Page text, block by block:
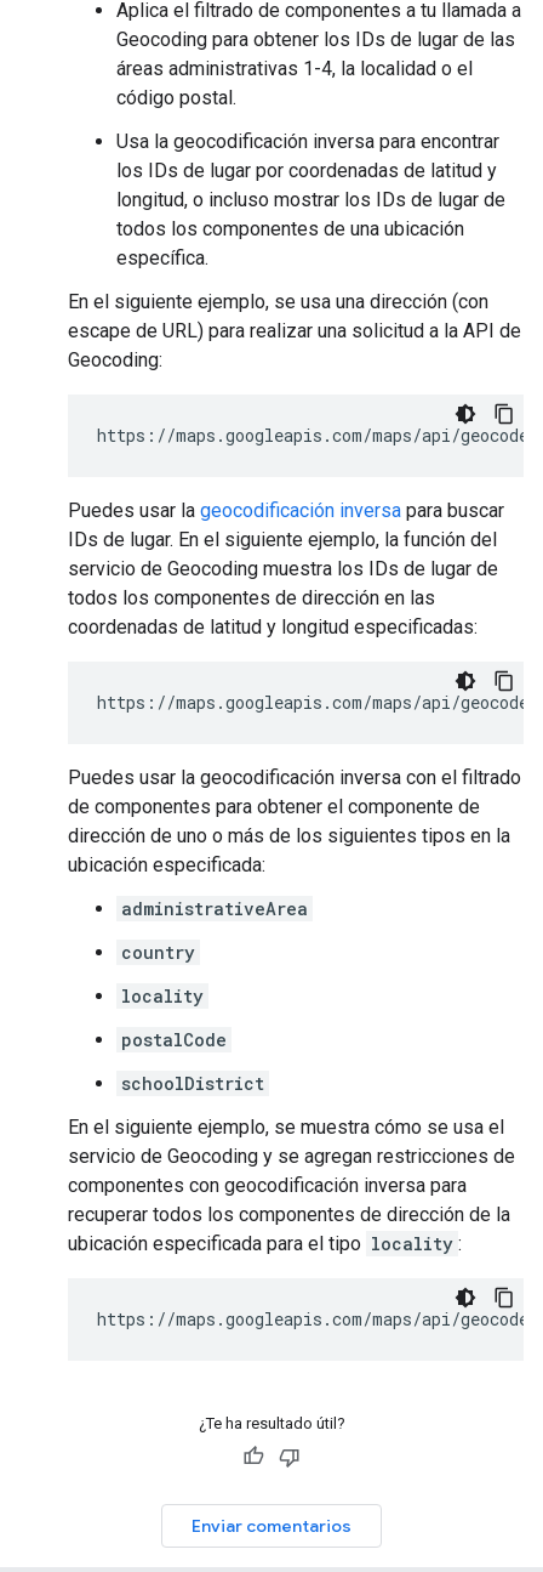
Aplica el filtrado de componentes a tu llamada a
Geocoding para obtener los IDs de lugar de las
áreas administrativas 1-4, la localidad o el
código postal.
Usa la geocodificación inversa para encontrar
los IDs de lugar por coordenadas de latitud y
longitud, o incluso mostrar los IDs de lugar de
todos los componentes de una ubicación
específica.
En el siguiente ejemplo, se usa una dirección (con
escape de URL) para realizar una solicitud a la API de
Geocoding:
https://maps.googleapis.com/maps/api/
Puedes usar la geocodificación inversa para buscar
IDs de lugar. En el siguiente ejemplo, la función del
servicio de Geocoding muestra los IDs de lugar de
todos los componentes de dirección en las
coordenadas de latitud y longitud especificadas:
https://maps.googleapis.com/maps/api/
Puedes usar la geocodificación inversa con el filtrado
de componentes para obtener el componente de
dirección de uno o más de los siguientes tipos en la
ubicación especificada:
administrativeArea
country
locality
postalCode
schoolDistrict
En el siguiente ejemplo, se muestra cómo se usa el
servicio de Geocoding y se agregan restricciones de
componentes con geocodificación inversa para
recuperar todos los componentes de dirección de la
ubicación especificada para el tipo locality :
https://maps.googleapis.com/maps/api/
¿Te ha resultado útil?
Enviar comentarios